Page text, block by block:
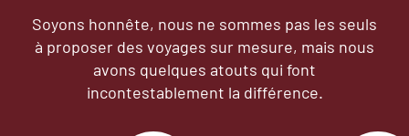
Soyons honnête, nous ne sommes pas les seuls
à proposer des voyages sur mesure, mais nous
avons quelques atouts qui font
incontestablement la différence.